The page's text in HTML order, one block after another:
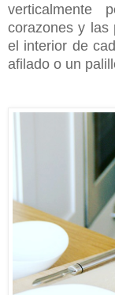
verticalmente
corazones y las
el interior de
afilado o un